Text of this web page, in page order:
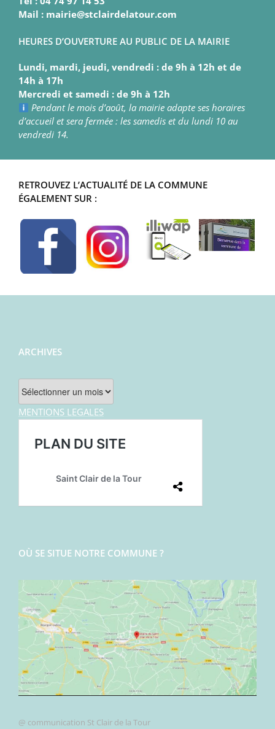
Mail : mairie@stclairdelatour.com
HEURES D’OUVERTURE AU PUBLIC DE LA MAIRIE
Lundi, mardi, jeudi, vendredi : de 9h à 12h et de
14h à 17h
Mercredi et samedi : de 9h à 12h
Pendant le mois d’août, la mairie adapte ses horaires
d’accueil et sera fermée : les samedis et du lundi 10 au
vendredi 14.
RETROUVEZ L’ACTUALITÉ DE LA COMMUNE
ÉGALEMENT SUR :
ARCHIVES
Archives
MENTIONS LEGALES
OÙ SE SITUE NOTRE COMMUNE ?
@ communication St Clair de la Tour